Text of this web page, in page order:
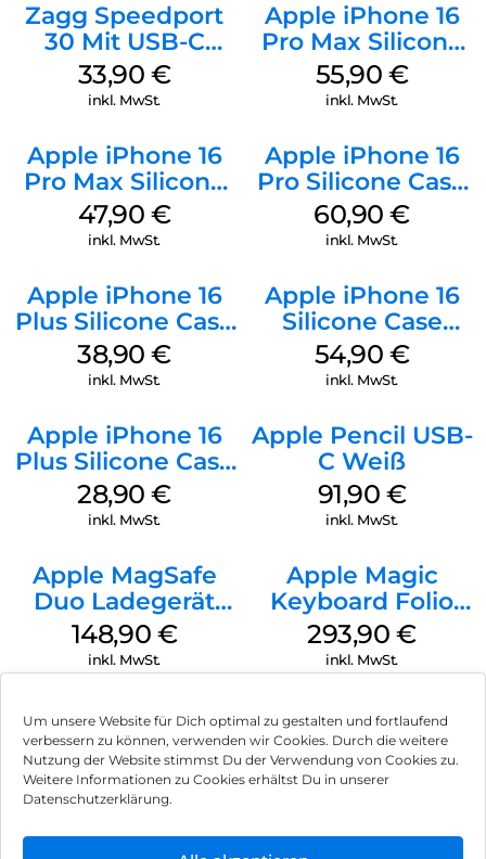
Um unsere Website für Dich optimal zu gestalten und fortlaufend
verbessern zu können, verwenden wir Cookies. Durch die weitere
Nutzung der Website stimmst Du der Verwendung von Cookies zu.
Weitere Informationen zu Cookies erhältst Du in unserer
Datenschutzerklärung.
Zagg Speedport
30 Mit USB-C
Kabel Weiß
33,90 €
inkl. MwSt.
Apple iPhone 16
Pro Max Silicone
Case MagSafe
Stone Gray
55,90 €
inkl. MwSt.
Apple iPhone 16
Pro Max Silicone
Case MagSafe
Black
47,90 €
inkl. MwSt.
Apple iPhone 16
Pro Silicone Case
MagSafe Stone
Gray
60,90€
inkl. MwSt.
Apple iPhone 16
Plus Silicone Case
MagSafe Denim
38,90€
inkl. MwSt.
Apple iPhone 16
Silicone Case
MagSafe Lake
Green
54,90 €
inkl. MwSt.
Apple iPhone 16
Plus Silicone Case
MagSafe Black
28,90€
inkl. MwSt.
Apple Pencil USB-
C Weiß
91,90 €
inkl. MwSt.
Apple MagSafe
Duo Ladegerät
Weiß
148,90 €
inkl. MwSt.
Apple Magic
Keyboard Folio
iPad 10.9″ (10.Gen.)
Weiß
293,90€
inkl. MwSt.
Impressum